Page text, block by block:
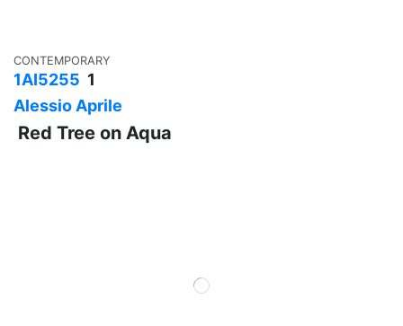
CONTEMPORARY
1AI5255 1
Alessio Aprile
Red Tree on Aqua